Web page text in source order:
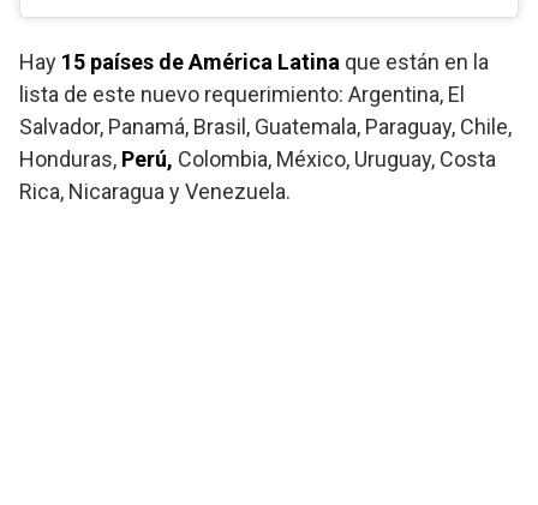
Hay 15 países de América Latina que están en la
lista de este nuevo requerimiento: Argentina, El
Salvador, Panamá, Brasil, Guatemala, Paraguay, Chile,
Honduras, Perú, Colombia, México, Uruguay, Costa
Rica, Nicaragua y Venezuela.